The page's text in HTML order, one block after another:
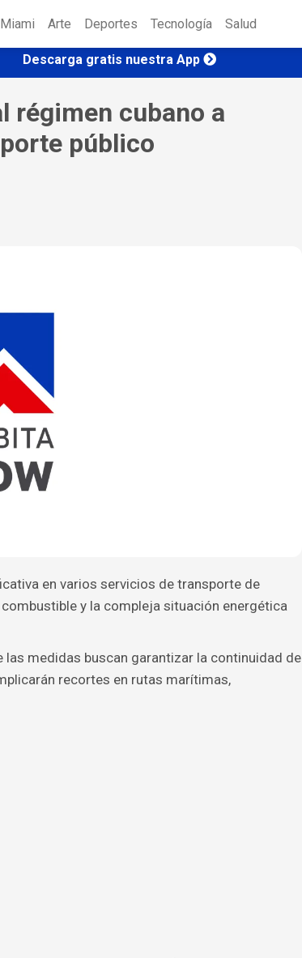
Miami Arte Deportes Tecnología Salud
Descarga gratis nuestra App
régimen cubano a
público
en varios servicios de transporte de
y la compleja situación energética
medidas buscan garantizar la continuidad de
recortes en rutas marítimas,